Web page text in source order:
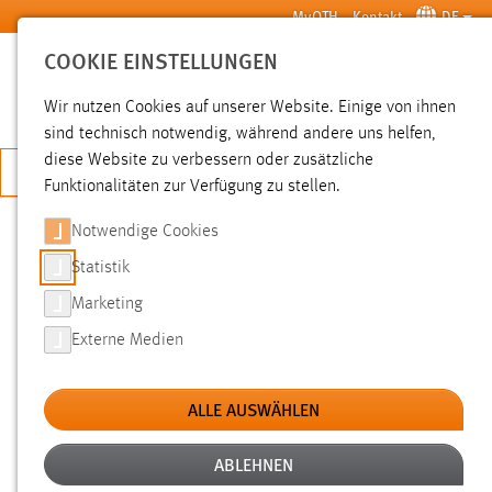
Zum Hauptinhalt springen MyOTH Kontakt DE
SUCHE
JETZT BEWERBEN
SUCHE
FILTER
Typ
Erstellungsdatum
COOKIE EINSTELLUNGEN
Wir nutzen Cookies auf unserer Website. Einige von ihnen
sind technisch notwendig, während andere uns helfen,
diese Website zu verbessern oder zusätzliche
Funktionalitäten zur Verfügung zu stellen.
Notwendige Cookies
Statistik
Marketing
Externe Medien
ALLE AUSWÄHLEN
ABLEHNEN